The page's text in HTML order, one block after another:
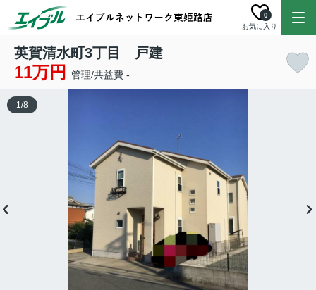
お気に入り
0
英賀清水町3丁目 戸建
11万円 管理/共益費 -
1/8